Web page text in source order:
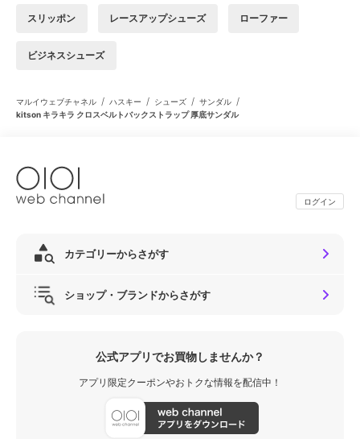
スリッポン レースアップシューズ ローファー
ビジネスシューズ
マルイウェブチャネル / ハスキー / シューズ / サンダル /
kitson キラキラ クロスベルトバックストラップ 厚底サンダル
ログイン
カテゴリーからさがす
ショップ・ブランドからさがす
公式アプリでお買物しませんか？
アプリ限定クーポンやおトクな情報を配信中！